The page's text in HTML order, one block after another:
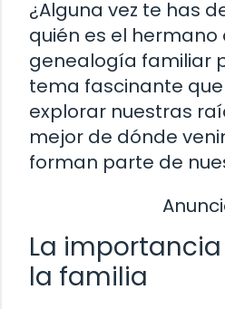
¿Alguna vez te has
quién es el hermano
genealogía familiar
tema fascinante
explorar nuestras
mejor de dónde
forman parte de
La
la familia